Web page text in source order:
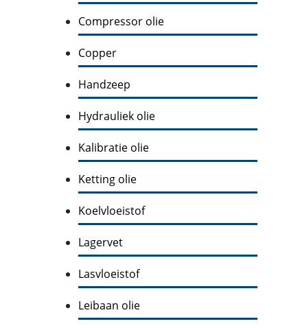
Compressor olie
Copper
Handzeep
Hydrauliek olie
Kalibratie olie
Ketting olie
Koelvloeistof
Lagervet
Lasvloeistof
Leibaan olie